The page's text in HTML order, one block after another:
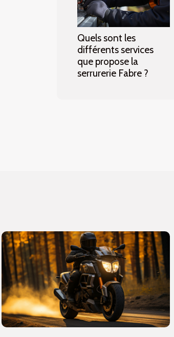
Quels sont les
différents services
que propose la
serrurerie Fabre ?